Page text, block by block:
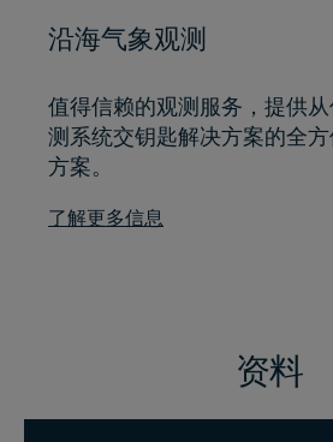
沿海气象观测
值得信赖的观测服务，提供
测系统交钥匙解决方案的全
方案。
了解更多信息
资料